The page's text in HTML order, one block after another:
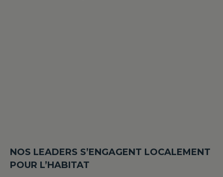
NOS LEADERS S’ENGAGENT LOCALEMENT
POUR L’HABITAT